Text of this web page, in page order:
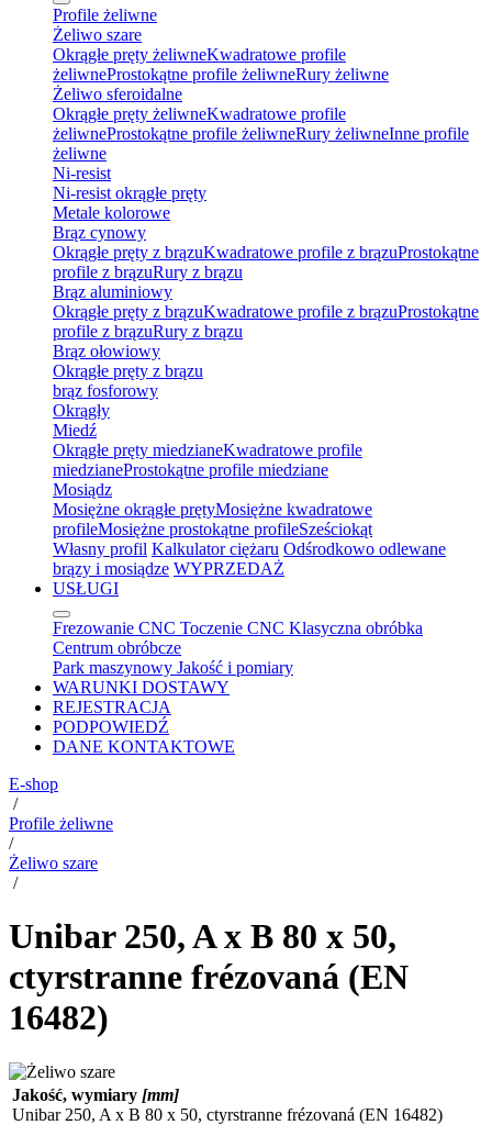
Profile żeliwne
Żeliwo szare
Okrągłe pręty żeliwneKwadratowe profile
żeliwneProstokątne profile żeliwneRury żeliwne
Żeliwo sferoidalne
Okrągłe pręty żeliwneKwadratowe profile
żeliwneProstokątne profile żeliwneRury żeliwneInne profile
żeliwne
Ni-resist
Ni-resist okrągłe pręty
Metale kolorowe
Brąz cynowy
Okrągłe pręty z brązuKwadratowe profile z brązuProstokątne
profile z brązuRury z brązu
Brąz aluminiowy
Okrągłe pręty z brązuKwadratowe profile z brązuProstokątne
profile z brązuRury z brązu
Brąz ołowiowy
Okrągłe pręty z brązu
brąz fosforowy
Okrągły
Miedź
Okrągłe pręty miedzianeKwadratowe profile
miedzianeProstokątne profile miedziane
Mosiądz
Mosiężne okrągłe prętyMosiężne kwadratowe
profileMosiężne prostokątne profileSześciokąt
Własny profil Kalkulator ciężaru Odśrodkowo odlewane
brązy i mosiądze WYPRZEDAŻ
USŁUGI
Frezowanie CNC Toczenie CNC Klasyczna obróbka
Centrum obróbcze
Park maszynowy Jakość i pomiary
WARUNKI DOSTAWY
REJESTRACJA
PODPOWIEDŹ
DANE KONTAKTOWE
E-shop
/
Profile żeliwne
/
Żeliwo szare
/
Unibar 250, A x B 80 x 50,
ctyrstranne frézovaná (EN
16482)
Jakość, wymiary [mm]
Unibar 250, A x B 80 x 50, ctyrstranne frézovaná (EN 16482)